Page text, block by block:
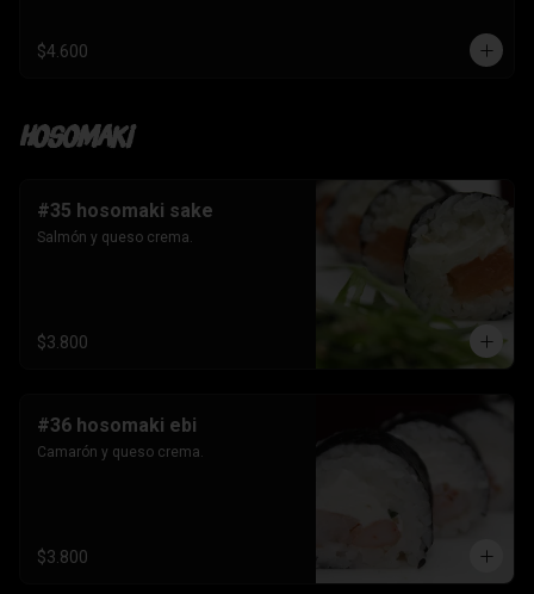
$4.600
Hosomaki
#35 hosomaki sake
Salmón y queso crema.
$3.800
#36 hosomaki ebi
Camarón y queso crema.
$3.800